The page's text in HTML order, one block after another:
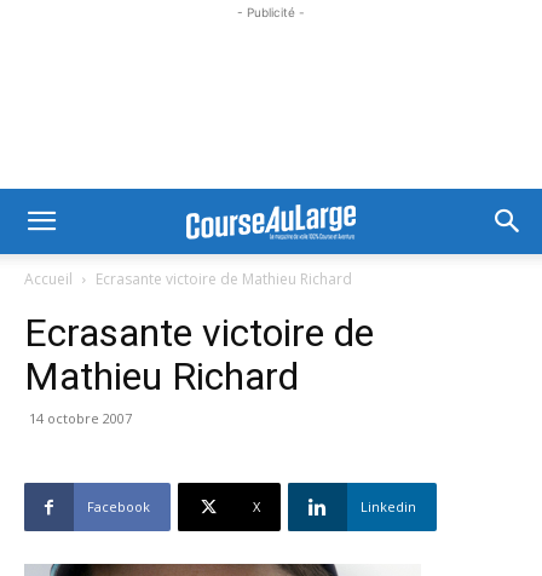
- Publicité -
Accueil Ecrasante victoire de Mathieu Richard
Ecrasante victoire de
Mathieu Richard
14 octobre 2007
Facebook X Linkedin